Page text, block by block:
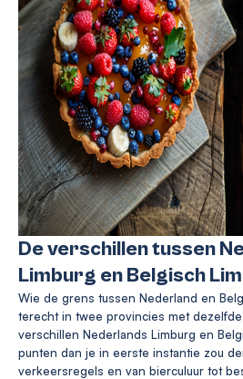
De verschillen tussen
Limburg en Belgisch
Wie de grens tussen Nederland en
terecht in twee provincies met dezelfde
verschillen Nederlands Limburg en
punten dan je in eerste instantie zou
verkeersregels en van bierculuur tot